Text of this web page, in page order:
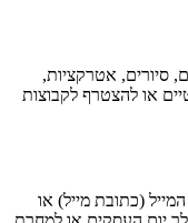
סיורים, אטרקציות,
או להצטרף לקבוצות
(כתובת מייל) או